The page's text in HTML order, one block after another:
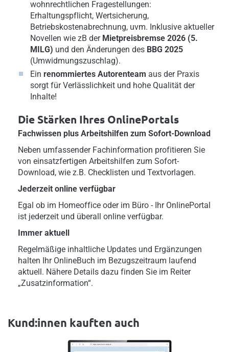
wohnrechtlichen Fragestellungen:
Erhaltungspflicht, Wertsicherung,
Betriebskostenabrechnung, uvm. Inklusive aktueller
Novellen wie zB derMietpreisbremse 2026 (5.
MILG) und den Änderungen des BBG 2025
(Umwidmungszuschlag).
Ein renommiertes Autorenteam aus der Praxis
sorgt für Verlässlichkeit und hohe Qualität der
Inhalte!
Die Stärken Ihres OnlinePortals
Fachwissen plus Arbeitshilfen zum Sofort-Download
Neben umfassender Fachinformation profitieren Sie
von einsatzfertigen Arbeitshilfen zum Sofort-
Download, wie z.B. Checklisten und Textvorlagen.
Jederzeit online verfügbar
Egal ob im Homeoffice oder im Büro - Ihr OnlinePortal
ist jederzeit und überall online verfügbar.
Immer aktuell
Regelmäßige inhaltliche Updates und Ergänzungen
halten Ihr OnlineBuch im Bezugszeitraum laufend
aktuell. Nähere Details dazu finden Sie im Reiter
„Zusatzinformation“.
Kund:innen kauften auch